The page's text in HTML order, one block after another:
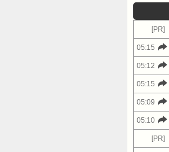
[PR]
05:15
05:12
05:15
05:09
05:10
[PR]